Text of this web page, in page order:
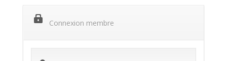
Connexion membre